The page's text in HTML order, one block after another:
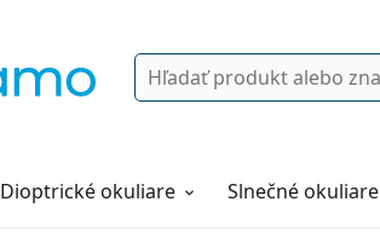
Vyhľadávanie
Dioptrické okuliare Slnečné okuliare